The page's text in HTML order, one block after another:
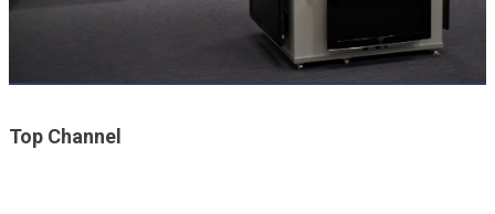
Top Channel